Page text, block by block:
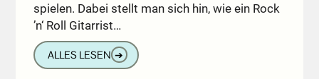
spielen. Dabei stellt man sich hin, wie ein Rock
’n‘ Roll Gitarrist…
ALLES LESEN ➔